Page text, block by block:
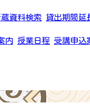
蔵資料検索 貸出期間延
内 授業日程 受講申込